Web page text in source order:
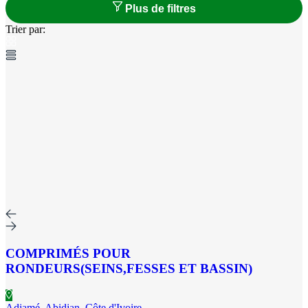
Plus de filtres
Trier par:
COMPRIMÉS POUR
RONDEURS(SEINS,FESSES ET BASSIN)